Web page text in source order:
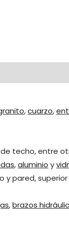
,cuarzo,
techo, entre
,aluminio y
y pared,
,brazos